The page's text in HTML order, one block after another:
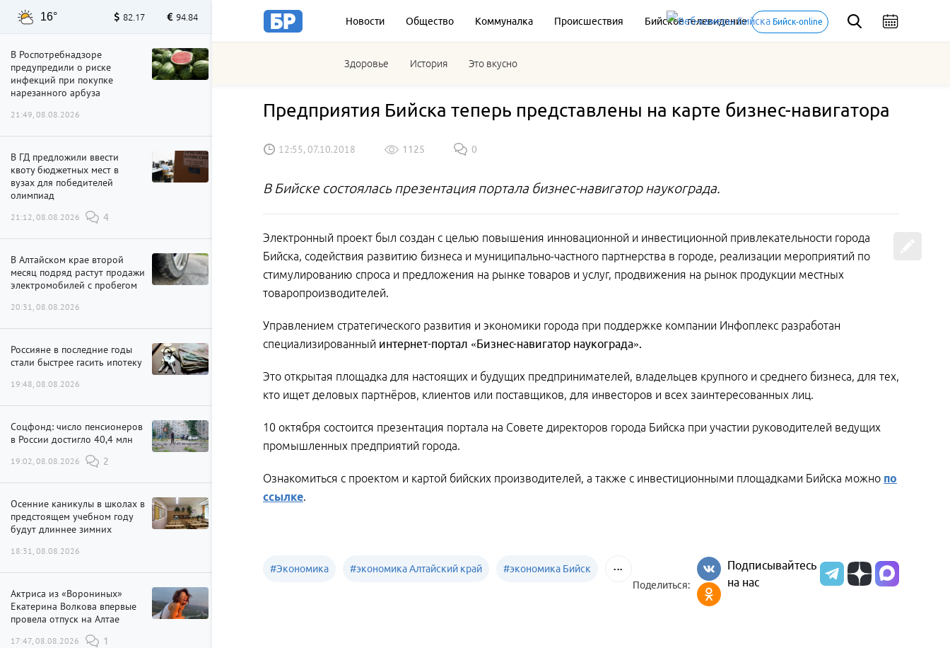
Новости Общество Коммуналка Происшествия Бийское телевидение Бийск-online
Здоровье История Это вкусно
16° 82.17 94.84
В Роспотребнадзоре
предупредили о риске
инфекций при покупке
нарезанного арбуза
21:49, 08.08.2026
В ГД предложили ввести
квоту бюджетных мест в
вузах для победителей
олимпиад
21:12, 08.08.2026 4
В Алтайском крае второй
месяц подряд растут продажи
электромобилей с пробегом
20:31, 08.08.2026
Россияне в последние годы
стали быстрее гасить ипотеку
19:48, 08.08.2026
Соцфонд: число пенсионеров
в России достигло 40,4 млн
19:02, 08.08.2026 2
Осенние каникулы в школах в
предстоящем учебном году
будут длиннее зимних
18:31, 08.08.2026
Актриса из «Ворониных»
Екатерина Волкова впервые
провела отпуск на Алтае
17:47, 08.08.2026 1
Предприятия Бийска теперь представлены на карте бизнес-навигатора
12:55, 07.10.2018 1125 0
В Бийске состоялась презентация портала бизнес-навигатор наукограда.
Электронный проект был создан с целью повышения инновационной и инвестиционной привлекательности города
Бийска, содействия развитию бизнеса и муниципально-частного партнерства в городе, реализации мероприятий по
стимулированию спроса и предложения на рынке товаров и услуг, продвижения на рынок продукции местных
товаропроизводителей.
Управлением стратегического развития и экономики города при поддержке компании Инфоплекс разработан
специализированный интернет-портал «Бизнес-навигатор наукограда».
Это открытая площадка для настоящих и будущих предпринимателей, владельцев крупного и среднего бизнеса, для тех,
кто ищет деловых партнёров, клиентов или поставщиков, для инвесторов и всех заинтересованных лиц.
10 октября состоится презентация портала на Совете директоров города Бийска при участии руководителей ведущих
промышленных предприятий города.
Ознакомиться с проектом и картой бийских производителей, а также с инвестиционными площадками Бийска можно по
ссылке.
#Экономика #экономика Алтайский край #экономика Бийск
Поделиться:
Подписывайтесь
на нас